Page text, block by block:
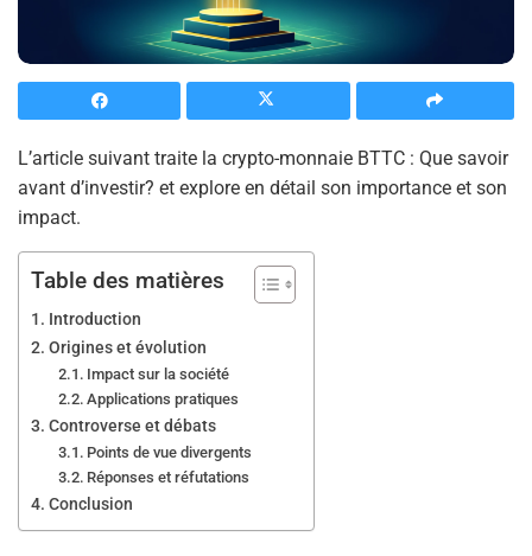
L’article suivant traite la crypto-monnaie BTTC : Que savoir
avant d’investir? et explore en détail son importance et son
impact.
Table des matières
Introduction
Origines et évolution
Impact sur la société
Applications pratiques
Controverse et débats
Points de vue divergents
Réponses et réfutations
Conclusion